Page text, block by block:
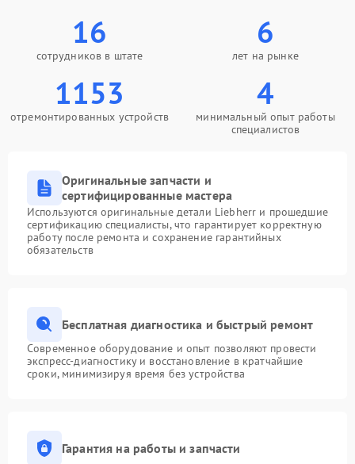
16
сотрудников в штате
6
лет на рынке
1153
отремонтированных устройств
4
минимальный опыт работы
специалистов
Оригинальные запчасти и
сертифицированные мастера
Используются оригинальные детали Liebherr и прошедшие
сертификацию специалисты, что гарантирует корректную
работу после ремонта и сохранение гарантийных
обязательств
Бесплатная диагностика и быстрый ремонт
Современное оборудование и опыт позволяют провести
экспресс-диагностику и восстановление в кратчайшие
сроки, минимизируя время без устройства
Гарантия на работы и запчасти